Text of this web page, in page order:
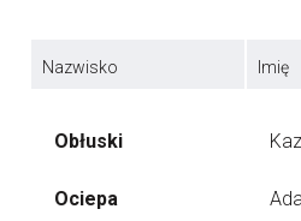
Nazwisko Imię
Obłuski
Ociepa